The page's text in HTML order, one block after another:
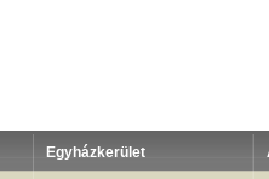
Egyházkerület